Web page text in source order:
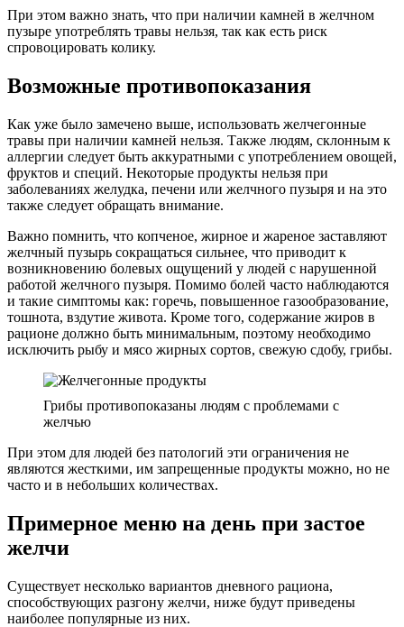
При этом важно знать, что при наличии камней в желчном
пузыре употреблять травы нельзя, так как есть риск
спровоцировать колику.
Возможные противопоказания
Как уже было замечено выше, использовать желчегонные
травы при наличии камней нельзя. Также людям, склонным к
аллергии следует быть аккуратными с употреблением овощей,
фруктов и специй. Некоторые продукты нельзя при
заболеваниях желудка, печени или желчного пузыря и на это
также следует обращать внимание.
Важно помнить, что копченое, жирное и жареное заставляют
желчный пузырь сокращаться сильнее, что приводит к
возникновению болевых ощущений у людей с нарушенной
работой желчного пузыря. Помимо болей часто наблюдаются
и такие симптомы как: горечь, повышенное газообразование,
тошнота, вздутие живота. Кроме того, содержание жиров в
рационе должно быть минимальным, поэтому необходимо
исключить рыбу и мясо жирных сортов, свежую сдобу, грибы.
Грибы противопоказаны людям с проблемами с
желчью
При этом для людей без патологий эти ограничения не
являются жесткими, им запрещенные продукты можно, но не
часто и в небольших количествах.
Примерное меню на день при застое
желчи
Существует несколько вариантов дневного рациона,
способствующих разгону желчи, ниже будут приведены
наиболее популярные из них.